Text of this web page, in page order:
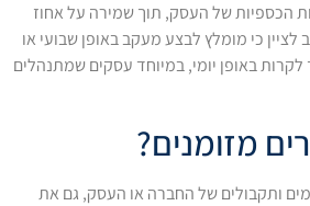
הכספיות של העסק, תוך שמירה על אחוז
לציין כי מומלץ לבצע מעקב באופן שבועי או
לקרות באופן יומי, במיוחד עסקים שמתנהלים
מזומנים?
ותקבולים של החברה או העסק, גם את